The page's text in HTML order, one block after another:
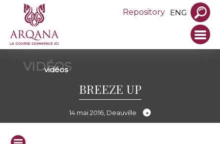
Repository ENG
VIDÉOS
vidéos
BREEZE UP
14 mai 2016, Deauville